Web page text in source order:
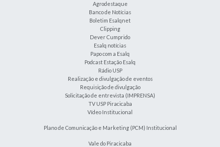
Agrodestaque
Banco de Notícias
Boletim Esalqnet
Clipping
Dever Cumprido
Esalq notícias
Papo com a Esalq
Podcast Estação Esalq
Rádio USP
Realização e divulgação de eventos
Requisição de divulgação
Solicitação de entrevista (IMPRENSA)
TV USP Piracicaba
Vídeo Institucional
Plano de Comunicação e Marketing (PCM) Institucional
Vale do Piracicaba